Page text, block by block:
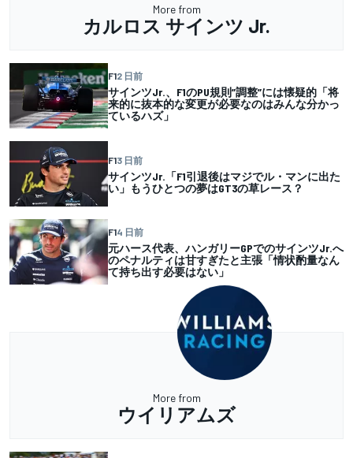
More from
カルロス サインツ Jr.
F12 日前
サインツJr.、F1のPU規則”調整”には懐疑的「将
来的に抜本的な変更が必要なのはみんな分かっ
ているハズ」
F13 日前
サインツJr.「F1引退後はマジでル・マンに出た
い」もうひとつの夢はGT3の草レース？
F14 日前
元ハース代表、ハンガリーGPでのサインツJr.へ
のペナルティは甘すぎたと主張「情状酌量なん
て持ち出す必要はない」
More from
ウイリアムズ